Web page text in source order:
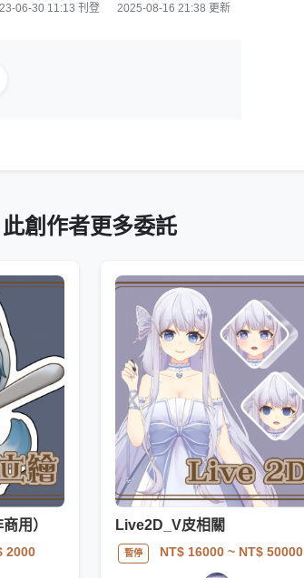
06-30 11:13 刊登 2025-08-16 21:38 更新
此創作者更多委託
用）
2000
Live2D_V皮相關
暫停 NT$ 16000~ NT$ 50000